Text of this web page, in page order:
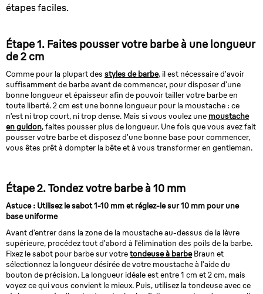
étapes faciles.
Étape 1. Faites pousser votre barbe à une longueur
de 2 cm
Comme pour la plupart des styles de barbe, il est nécessaire d’avoir
suffisamment de barbe avant de commencer, pour disposer d’une
bonne longueur et épaisseur afin de pouvoir tailler votre barbe en
toute liberté. 2 cm est une bonne longueur pour la moustache : ce
n’est ni trop court, ni trop dense. Mais si vous voulez une moustache
en guidon, faites pousser plus de longueur. Une fois que vous avez fait
pousser votre barbe et disposez d’une bonne base pour commencer,
vous êtes prêt à dompter la bête et à vous transformer en gentleman.
Étape 2. Tondez votre barbe à 10 mm
Astuce : Utilisez le sabot 1-10 mm et réglez-le sur 10 mm pour une
base uniforme
Avant d’entrer dans la zone de la moustache au-dessus de la lèvre
supérieure, procédez tout d’abord à l’élimination des poils de la barbe.
Fixez le sabot pour barbe sur votretondeuse à barbeBraun et
sélectionnez la longueur désirée de votre moustache à l’aide du
bouton de précision. La longueur idéale est entre 1 cm et 2 cm, mais
voyez ce qui vous convient le mieux. Puis, utilisez la tondeuse avec ce